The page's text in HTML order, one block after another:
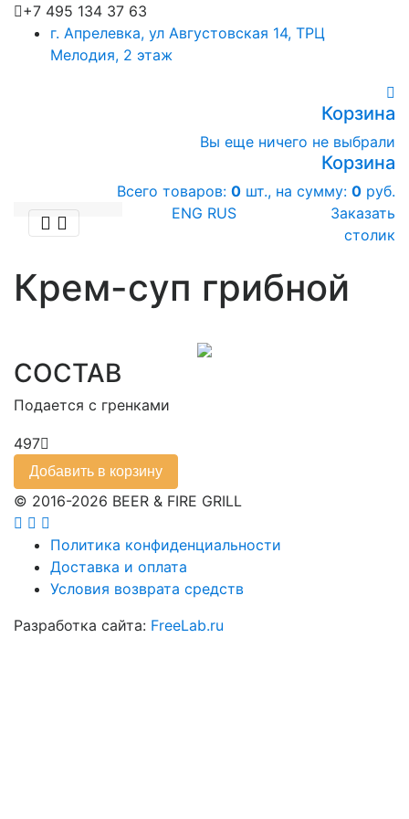
+7 495 134 37 63
г. Апрелевка, ул Августовская 14, ТРЦ
Мелодия, 2 этаж
Корзина
Вы еще ничего не выбрали
Корзина
Всего товаров: 0 шт., на сумму: 0 руб.
ENG RUS
Заказать
столик
Крем-суп грибной
СОСТАВ
Подается с гренками
497
Добавить в корзину
© 2016-2026 BEER & FIRE GRILL
Политика конфиденциальности
Доставка и оплата
Условия возврата средств
Разработка сайта: FreeLab.ru